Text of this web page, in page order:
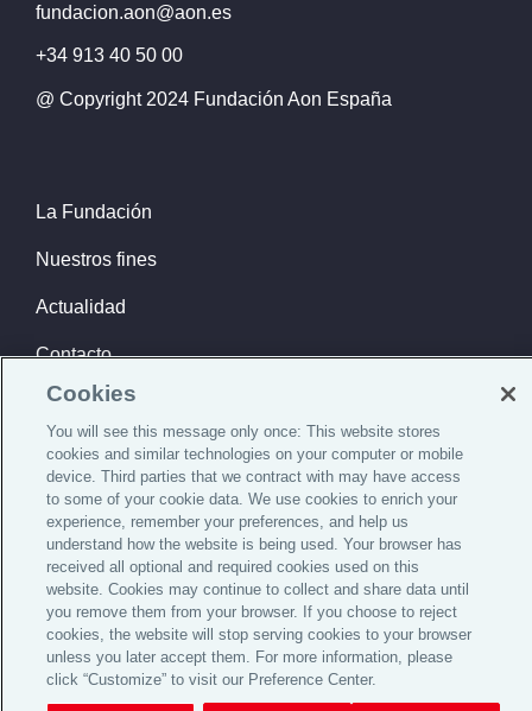
fundacion.aon@aon.es
+34 913 40 50 00
@ Copyright 2024 Fundación Aon España
La Fundación
Nuestros fines
Actualidad
Contacto
Registro de Fundaciones del Ministerio de Sanidad,Servicios
Sociales e Igualdad, bajo el número 28-1775
Aviso legal Política de privacidad Política de cookies
Cookies
You will see this message only once: This website stores
cookies and similar technologies on your computer or mobile
device. Third parties that we contract with may have access
to some of your cookie data. We use cookies to enrich your
experience, remember your preferences, and help us
understand how the website is being used. Your browser has
received all optional and required cookies used on this
website. Cookies may continue to collect and share data until
you remove them from your browser. If you choose to reject
cookies, the website will stop serving cookies to your browser
unless you later accept them. For more information, please
click “Customize” to visit our Preference Center.